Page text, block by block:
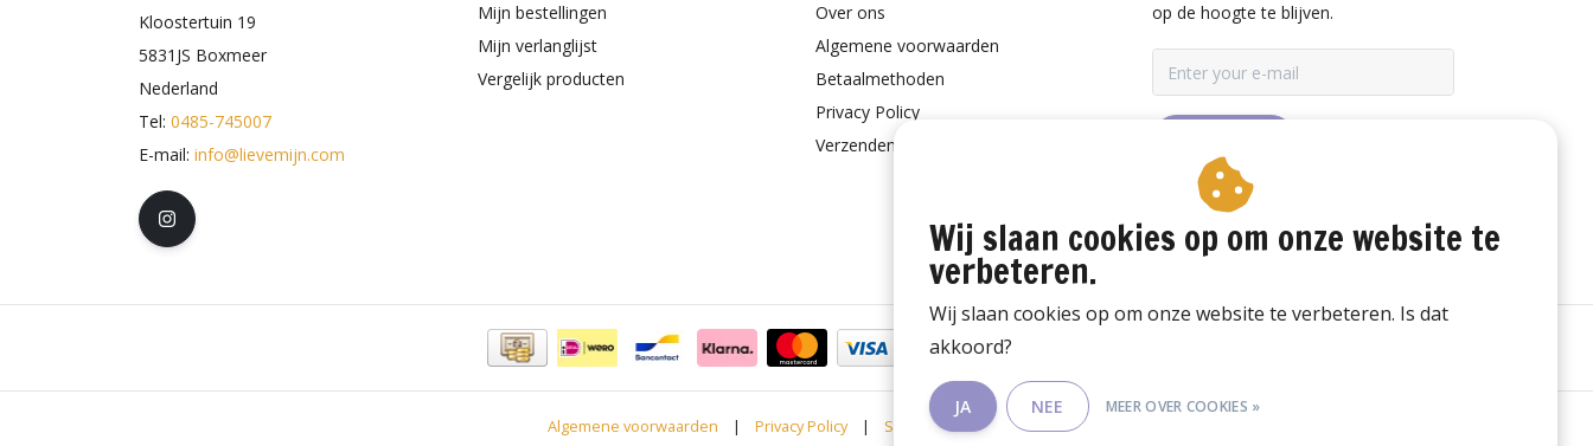
Kloostertuin 19
5831JS Boxmeer
Nederland
Tel: 0485-745007
E-mail: info@lievemijn.com
Mijn bestellingen
Mijn verlanglijst
Vergelijk producten
Over ons
Algemene voorwaarden
Betaalmethoden
Privacy Policy
Verzenden & retourneren
op de hoogte te blijven.
Algemene voorwaarden | Privacy Policy | Sitemap RSS Feed
Wij slaan cookies op om onze website te
verbeteren.
Wij slaan cookies op om onze website te verbeteren. Is dat
akkoord?
JA NEE MEER OVER COOKIES »